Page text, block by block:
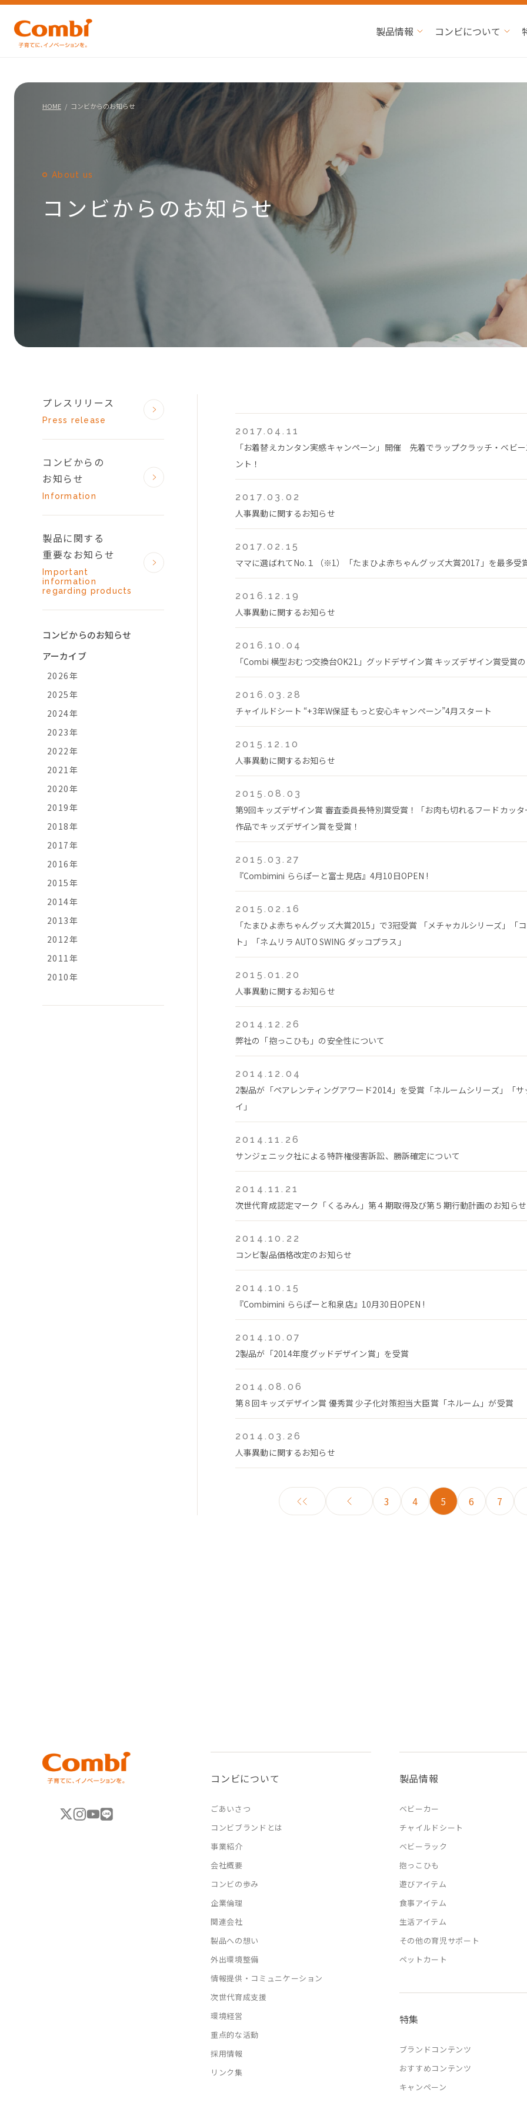
製品情報 コンビについて
HOME コンビからのお知らせ
About us
コンビからのお知らせ
2017.04.11
「お着替えカンタン実感キャンペーン」開催 先着でラップクラッチ・ベビ
ント！
2017.03.02
人事異動に関するお知らせ
2017.02.15
ママに選ばれてNo.１（※1）「たまひよ赤ちゃんグッズ大賞2017」を最多受
2016.12.19
人事異動に関するお知らせ
2016.10.04
「Combi 横型おむつ交換台OK21」グッドデザイン賞 キッズデザイン賞受賞
2016.03.28
チャイルドシート “+3年W保証 もっと安心キャンペーン”4月スタート
2015.12.10
人事異動に関するお知らせ
2015.08.03
第9回キッズデザイン賞 審査委員長特別賞受賞！「お肉も切れるフードカッ
作品でキッズデザイン賞を受賞！
2015.03.27
『Combimini ららぽーと富士見店』4月10日OPEN !
2015.02.16
「たまひよ赤ちゃんグッズ大賞2015」で3冠受賞 「メチャカルシリーズ」「
ト」「ネムリラ AUTO SWING ダッコプラス」
2015.01.20
人事異動に関するお知らせ
2014.12.26
弊社の「抱っこひも」の安全性について
2014.12.04
2製品が「ペアレンティングアワード2014」を受賞「ネルームシリーズ」「サ
イ」
2014.11.26
サンジェニック社による特許権侵害訴訟、勝訴確定について
2014.11.21
次世代育成認定マーク「くるみん」第４期取得及び第５期行動計画のお知らせ
2014.10.22
コンビ製品価格改定のお知らせ
2014.10.15
『Combimini ららぽーと和泉店』10月30日OPEN !
2014.10.07
2製品が「2014年度グッドデザイン賞」を受賞
2014.08.06
第８回キッズデザイン賞 優秀賞 少子化対策担当大臣賞「ネルーム」が受賞
2014.03.26
人事異動に関するお知らせ
3 4 5 6 7
プレスリリース
Press release
コンビからの
お知らせ
Information
製品に関する
重要なお知らせ
Important
information
regarding products
コンビからのお知らせ
アーカイブ
2026年
2025年
2024年
2023年
2022年
2021年
2020年
2019年
2018年
2017年
2016年
2015年
2014年
2013年
2012年
2011年
2010年
コンビについて
ごあいさつ
コンビブランドとは
事業紹介
会社概要
コンビの歩み
企業倫理
関連会社
製品への想い
外出環境整備
情報提供・コミュニケーション
次世代育成支援
環境経営
重点的な活動
採用情報
リンク集
製品情報
ベビーカー
チャイルドシート
ベビーラック
抱っこひも
遊びアイテム
食事アイテム
生活アイテム
その他の育児サポート
ペットカート
特集
ブランドコンテンツ
おすすめコンテンツ
キャンペーン